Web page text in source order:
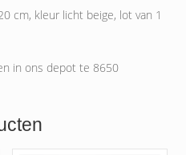
cm, kleur licht beige, lot van 1
in ons depot te 8650